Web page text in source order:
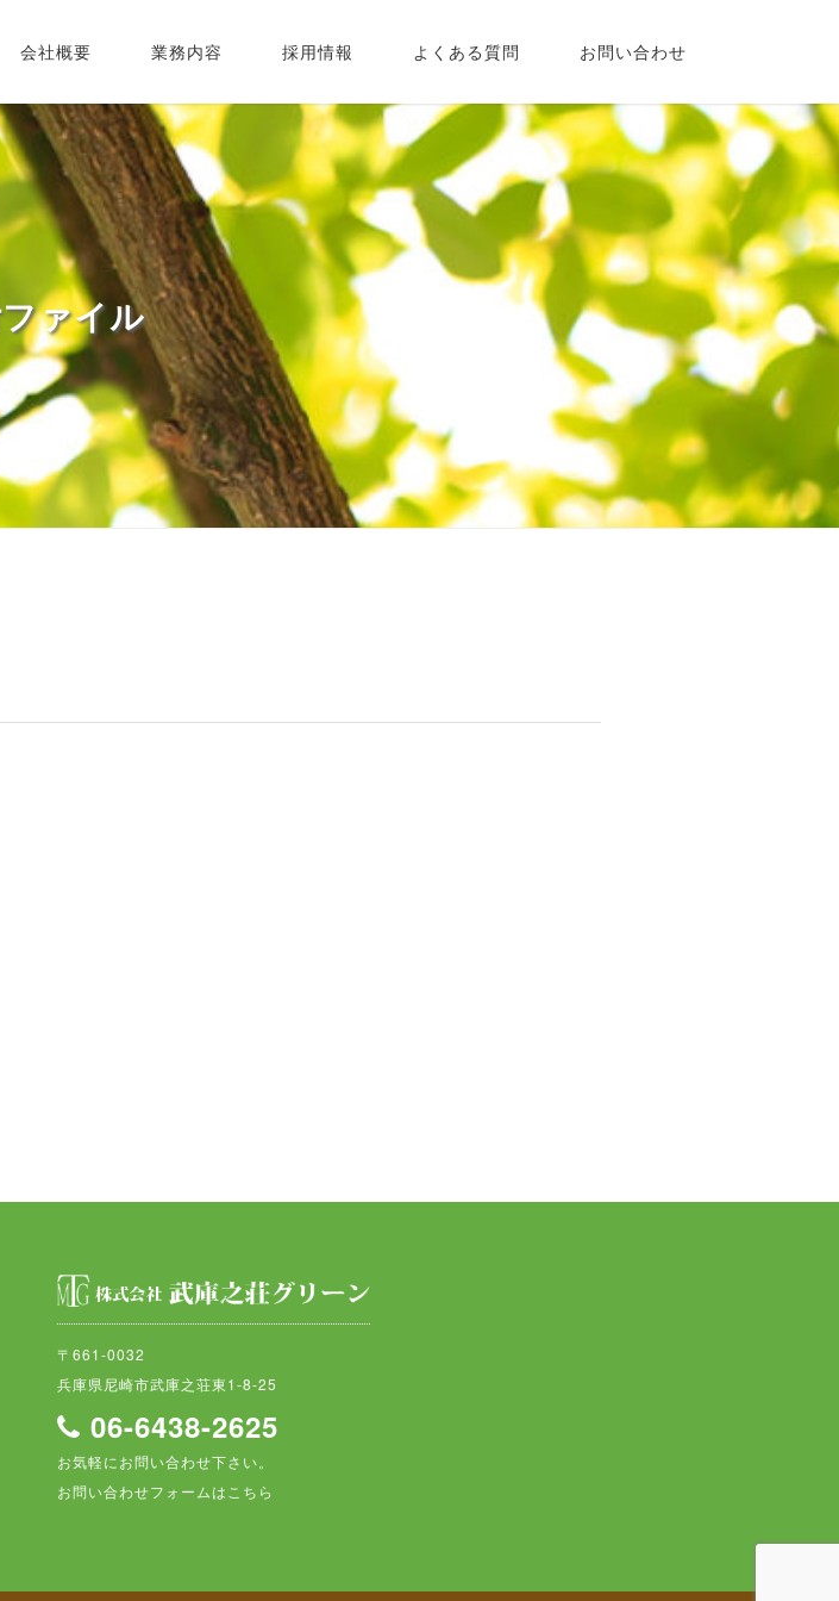
会社概要 業務内容 採用情報 よくある質問 お問い合わせ
ァイル
〒661-0032
兵庫県尼崎市武庫之荘東1-8-25
06-6438-2625
お気軽にお問い合わせ下さい。
お問い合わせフォームはこちら